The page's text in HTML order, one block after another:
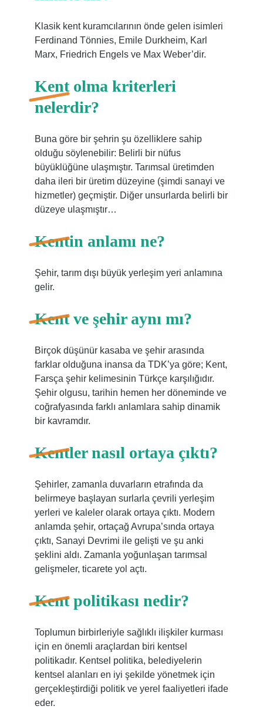
Klasik kent kuramcılarının önde gelen isimleri
Ferdinand Tönnies, Emile Durkheim, Karl
Marx, Friedrich Engels ve Max Weber’dir.
Kent olma kriterleri
nelerdir?
Buna göre bir şehrin şu özelliklere sahip
olduğu söylenebilir: Belirli bir nüfus
büyüklüğüne ulaşmıştır. Tarımsal üretimden
daha ileri bir üretim düzeyine (şimdi sanayi ve
hizmetler) geçmiştir. Diğer unsurlarda belirli bir
düzeye ulaşmıştır…
Kentin anlamı ne?
Şehir, tarım dışı büyük yerleşim yeri anlamına
gelir.
Kent ve şehir aynı mı?
Birçok düşünür kasaba ve şehir arasında
farklar olduğuna inansa da TDK’ya göre; Kent,
Farsça şehir kelimesinin Türkçe karşılığıdır.
Şehir olgusu, tarihin hemen her döneminde ve
coğrafyasında farklı anlamlara sahip dinamik
bir kavramdır.
Kentler nasıl ortaya çıktı?
Şehirler, zamanla duvarların etrafında da
belirmeye başlayan surlarla çevrili yerleşim
yerleri ve kaleler olarak ortaya çıktı. Modern
anlamda şehir, ortaçağ Avrupa’sında ortaya
çıktı, Sanayi Devrimi ile gelişti ve şu anki
şeklini aldı. Zamanla yoğunlaşan tarımsal
gelişmeler, ticarete yol açtı.
Kent politikası nedir?
Toplumun birbirleriyle sağlıklı ilişkiler kurması
için en önemli araçlardan biri kentsel
politikadır. Kentsel politika, belediyelerin
kentsel alanları en iyi şekilde yönetmek için
gerçekleştirdiği politik ve yerel faaliyetleri ifade
eder.